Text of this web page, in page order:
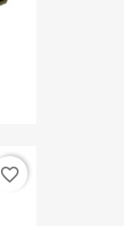
favorite_border